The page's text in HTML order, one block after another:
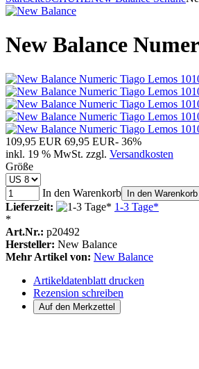
New Balance
109,95 EUR 69,95 EUR- 36%
inkl. 19 % MwSt. zzgl. Versandkosten
Größe
In den Warenkorb In den Warenkorb
Lieferzeit:
1-3 Tage*
*
Art.Nr.: p20492
Hersteller: New Balance
Mehr Artikel von: New Balance
Artikeldatenblatt drucken
Rezension schreiben